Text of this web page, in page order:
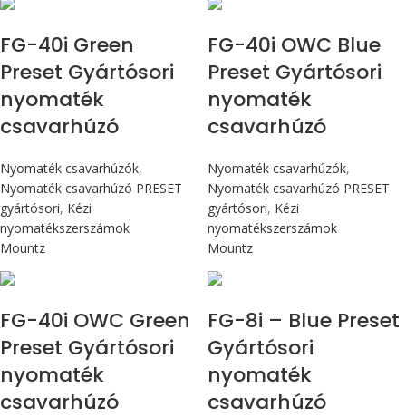
FG-40i Green
Preset Gyártósori
nyomaték
csavarhúzó
Nyomaték csavarhúzók,
Nyomaték csavarhúzó PRESET
gyártósori, Kézi
nyomatékszerszámok
Mountz
FG-40i OWC Blue
Preset Gyártósori
nyomaték
csavarhúzó
Nyomaték csavarhúzók,
Nyomaték csavarhúzó PRESET
gyártósori, Kézi
nyomatékszerszámok
Mountz
FG-40i OWC Green
Preset Gyártósori
nyomaték
csavarhúzó
FG-8i – Blue Preset
Gyártósori
nyomaték
csavarhúzó